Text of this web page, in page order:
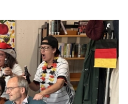
alle Bereiche wieder